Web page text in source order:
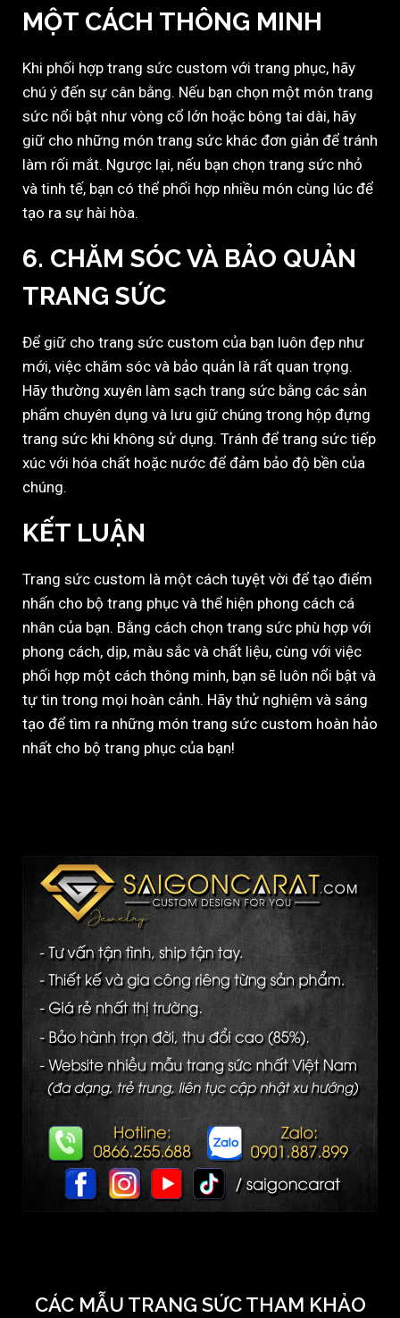
MỘT CÁCH THÔNG MINH
Khi phối hợp trang sức custom với trang phục, hãy
chú ý đến sự cân bằng. Nếu bạn chọn một món trang
sức nổi bật như vòng cổ lớn hoặc bông tai dài, hãy
giữ cho những món trang sức khác đơn giản để tránh
làm rối mắt. Ngược lại, nếu bạn chọn trang sức nhỏ
và tinh tế, bạn có thể phối hợp nhiều món cùng lúc để
tạo ra sự hài hòa.
6. CHĂM SÓC VÀ BẢO QUẢN
TRANG SỨC
Để giữ cho trang sức custom của bạn luôn đẹp như
mới, việc chăm sóc và bảo quản là rất quan trọng.
Hãy thường xuyên làm sạch trang sức bằng các sản
phẩm chuyên dụng và lưu giữ chúng trong hộp đựng
trang sức khi không sử dụng. Tránh để trang sức tiếp
xúc với hóa chất hoặc nước để đảm bảo độ bền của
chúng.
KẾT LUẬN
Trang sức custom là một cách tuyệt vời để tạo điểm
nhấn cho bộ trang phục và thể hiện phong cách cá
nhân của bạn. Bằng cách chọn trang sức phù hợp với
phong cách, dịp, màu sắc và chất liệu, cùng với việc
phối hợp một cách thông minh, bạn sẽ luôn nổi bật và
tự tin trong mọi hoàn cảnh. Hãy thử nghiệm và sáng
tạo để tìm ra những món trang sức custom hoàn hảo
nhất cho bộ trang phục của bạn!
CÁC MẪU TRANG SỨC THAM KHẢO